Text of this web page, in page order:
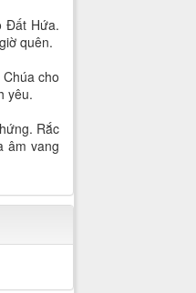
Đất Hứa.
quên.
cho
yêu.
Rắc
âm vang